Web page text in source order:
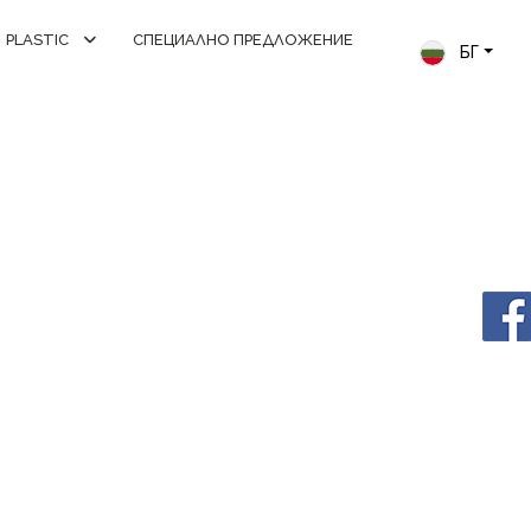
БГ
PLASTIC СПЕЦИАЛНО ПРЕДЛОЖЕНИЕ